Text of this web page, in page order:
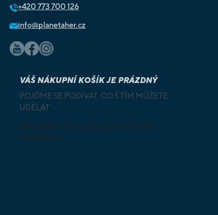
+420 773 700 126
info@planetaher.cz
VÁŠ NÁKUPNÍ KOŠÍK JE PRÁZDNÝ
POJĎME SE PODÍVAT, CO S TÍM MŮŽETE
UDĚLAT
MŮŽETE PROZKOUMAT NAŠI
NABÍDKU